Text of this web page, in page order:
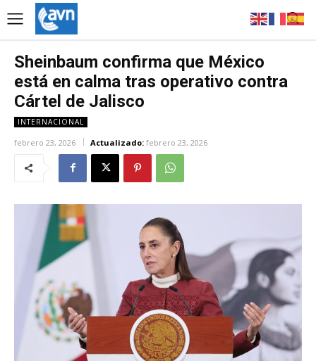
Sheinbaum confirma que México
está en calma tras operativo contra
Cártel de Jalisco
INTERNACIONAL
febrero 23, 2026 Actualizado: febrero 23, 2026